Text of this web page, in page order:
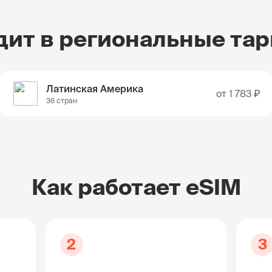
в региональные
Латинская Америка
36 стран
от 1 783 ₽
Как работает eSIM
2 3